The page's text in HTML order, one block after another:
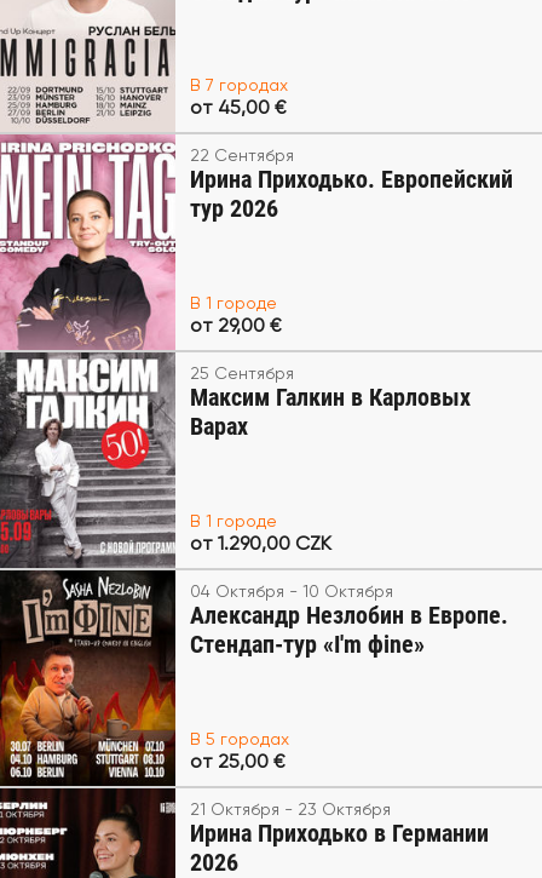
В 7 городах
от 45,00 €
22 Сентября
Ирина Приходько. Европейский
тур 2026
В 1 городе
от 29,00 €
25 Сентября
Максим Галкин в Карловых
Варах
В 1 городе
от 1.290,00 CZK
04 Октября - 10 Октября
Александр Незлобин в Европе.
Стендап-тур «I'm фine»
В 5 городах
от 25,00 €
21 Октября - 23 Октября
Ирина Приходько в Германии
2026